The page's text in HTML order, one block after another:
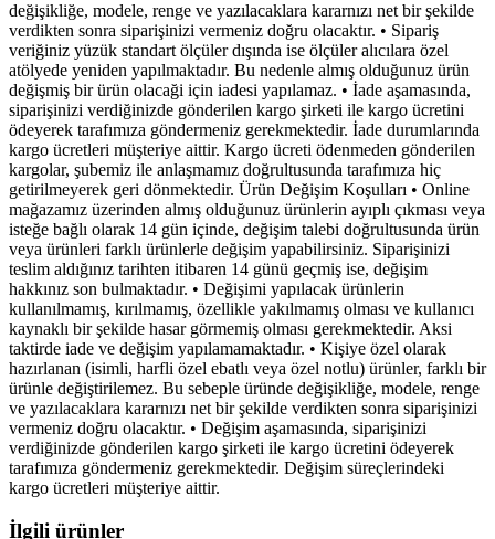
değişikliğe, modele, renge ve yazılacaklara kararnızı net bir şekilde
verdikten sonra siparişinizi vermeniz doğru olacaktır. • Sipariş
veriğiniz yüzük standart ölçüler dışında ise ölçüler alıcılara özel
atölyede yeniden yapılmaktadır. Bu nedenle almış olduğunuz ürün
değişmiş bir ürün olacaği için iadesi yapılamaz. • İade aşamasında,
siparişinizi verdiğinizde gönderilen kargo şirketi ile kargo ücretini
ödeyerek tarafımıza göndermeniz gerekmektedir. İade durumlarında
kargo ücretleri müşteriye aittir. Kargo ücreti ödenmeden gönderilen
kargolar, şubemiz ile anlaşmamız doğrultusunda tarafımıza hiç
getirilmeyerek geri dönmektedir. Ürün Değişim Koşulları • Online
mağazamız üzerinden almış olduğunuz ürünlerin ayıplı çıkması veya
isteğe bağlı olarak 14 gün içinde, değişim talebi doğrultusunda ürün
veya ürünleri farklı ürünlerle değişim yapabilirsiniz. Siparişinizi
teslim aldığınız tarihten itibaren 14 günü geçmiş ise, değişim
hakkınız son bulmaktadır. • Değişimi yapılacak ürünlerin
kullanılmamış, kırılmamış, özellikle yakılmamış olması ve kullanıcı
kaynaklı bir şekilde hasar görmemiş olması gerekmektedir. Aksi
taktirde iade ve değişim yapılamamaktadır. • Kişiye özel olarak
hazırlanan (isimli, harfli özel ebatlı veya özel notlu) ürünler, farklı bir
ürünle değiştirilemez. Bu sebeple üründe değişikliğe, modele, renge
ve yazılacaklara kararnızı net bir şekilde verdikten sonra siparişinizi
vermeniz doğru olacaktır. • Değişim aşamasında, siparişinizi
verdiğinizde gönderilen kargo şirketi ile kargo ücretini ödeyerek
tarafımıza göndermeniz gerekmektedir. Değişim süreçlerindeki
kargo ücretleri müşteriye aittir.
İlgili ürünler